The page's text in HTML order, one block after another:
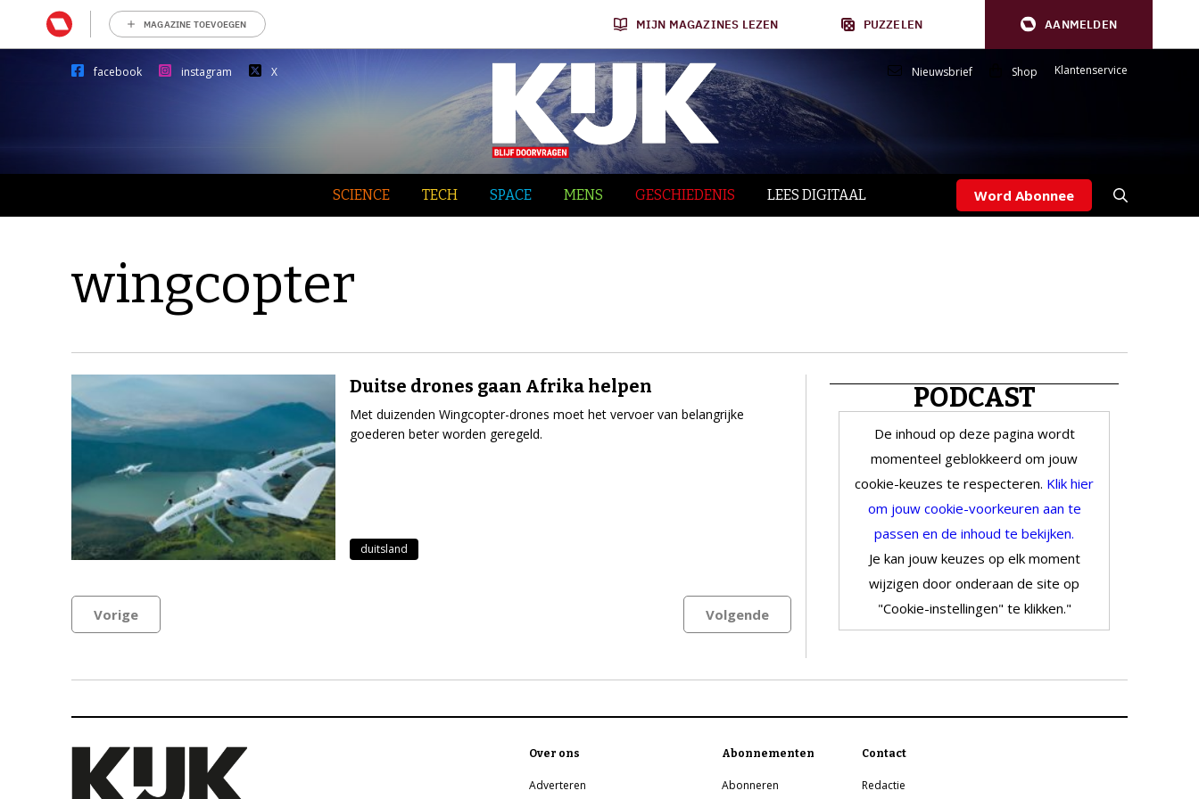
MAGAZINE TOEVOEGEN MIJN MAGAZINES LEZEN PUZZELEN AANMELDEN
facebook instagram X Nieuwsbrief Shop Klantenservice
SCIENCE TECH SPACE MENS GESCHIEDENIS LEES DIGITAAL Word Abonnee
wingcopter
Duitse drones gaan Afrika helpen
Met duizenden Wingcopter-drones moet het vervoer van belangrijke
goederen beter worden geregeld.
duitsland
Vorige Volgende
PODCAST
De inhoud op deze pagina wordt
momenteel geblokkeerd om jouw
cookie-keuzes te respecteren. Klik hier
om jouw cookie-voorkeuren aan te
passen en de inhoud te bekijken.
Je kan jouw keuzes op elk moment
wijzigen door onderaan de site op
"Cookie-instellingen" te klikken."
Over ons
Adverteren
Abonnementen
Abonneren
Contact
Redactie